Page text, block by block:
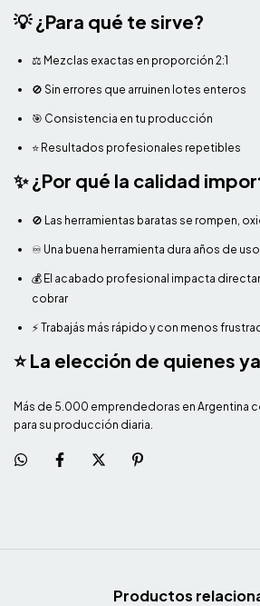
💡 ¿Para qué te sirve?
⚖️ Mezclas exactas en proporción 2:1
🚫 Sin errores que arruinen lotes enteros
🎯 Consistencia en tu producción
⭐ Resultados profesionales repetibles
✨ ¿Por qué la calidad
🚫 Las herramientas baratas se rompen,
♾️ Una buena herramienta dura años de
💰 El acabado profesional impacta
cobrar
⚡ Trabajás más rápido y con menos
⭐ La elección de quienes
Más de 5.000 emprendedoras en Argentina
para su producción diaria.
Productos